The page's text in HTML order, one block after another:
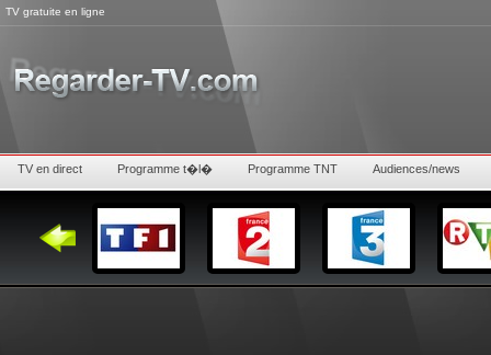
TV gratuite en ligne
TV en direct Programme t�l� Programme TNT Audiences/news